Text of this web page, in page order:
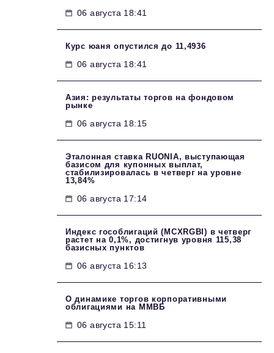
06 августа 18:41
Курс юаня опустился до 11,4936
06 августа 18:41
Азия: результаты торгов на фондовом
рынке
06 августа 18:15
Эталонная ставка RUONIA, выступающая
базисом для купонных выплат,
стабилизировалась в четверг на уровне
13,84%
06 августа 17:14
Индекс гособлигаций (MCXRGBI) в четверг
растет на 0,1%, достигнув уровня 115,38
базисных пунктов
06 августа 16:13
О динамике торгов корпоративными
облигациями на ММВБ
06 августа 15:11